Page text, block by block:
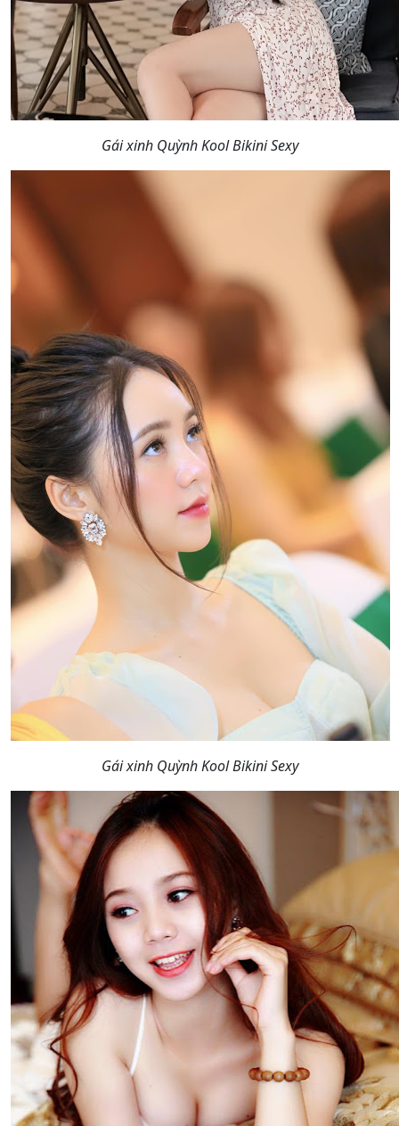
Gái xinh Quỳnh Kool Bikini Sexy
Gái xinh Quỳnh Kool Bikini Sexy